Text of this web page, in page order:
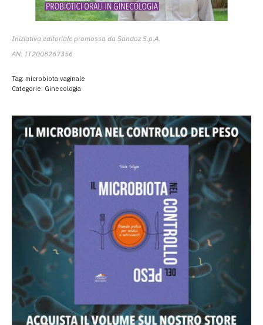
Iniziativa editoriale promossa da Sandoz S.p.A.
AN: IT2008267356
Tag: microbiota vaginale
Categorie: Ginecologia